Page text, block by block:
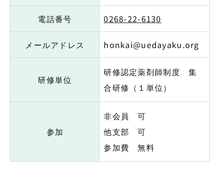
電話番号 0268-22-6130
メールアドレス honkai@uedayaku.org
研修単位
研修認定薬剤師制度 集
合研修（１単位）
参加
非会員 可
他支部 可
参加費 無料